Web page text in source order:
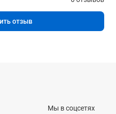
отзыв
Мы в соцсетях